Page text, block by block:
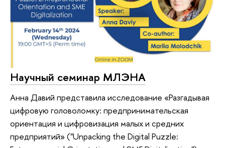
Научный семинар МЛЭНА
Анна Давий представила исследование «Разгадывая
цифровую головоломку: предпринимательская
ориентация и цифровизация малых и средних
предприятий» ("Unpacking the Digital Puzzle: